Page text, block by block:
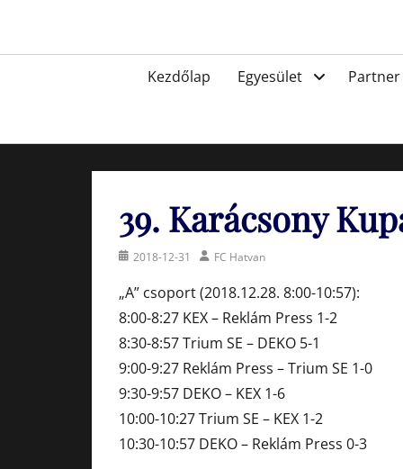
PrimaryKezdőlap Egyesület
39. Karácsony
Posted2018-12-31 AuthorFC Hatvan
„A” csoport (2018.12.28. 8:00-10:57):
8:00-8:27 KEX – Reklám Press 1-2
8:30-8:57 Trium SE – DEKO 5-1
9:00-9:27 Reklám Press – Trium SE 1-0
9:30-9:57 DEKO – KEX 1-6
10:00-10:27 Trium SE – KEX 1-2
10:30-10:57 DEKO – Reklám Press 0-3